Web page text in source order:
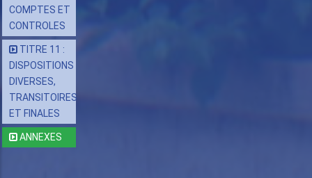
COMPTES ET
CONTROLES
TITRE 11 :
DISPOSITIONS
DIVERSES,
TRANSITOIRES
ET FINALES
ANNEXES